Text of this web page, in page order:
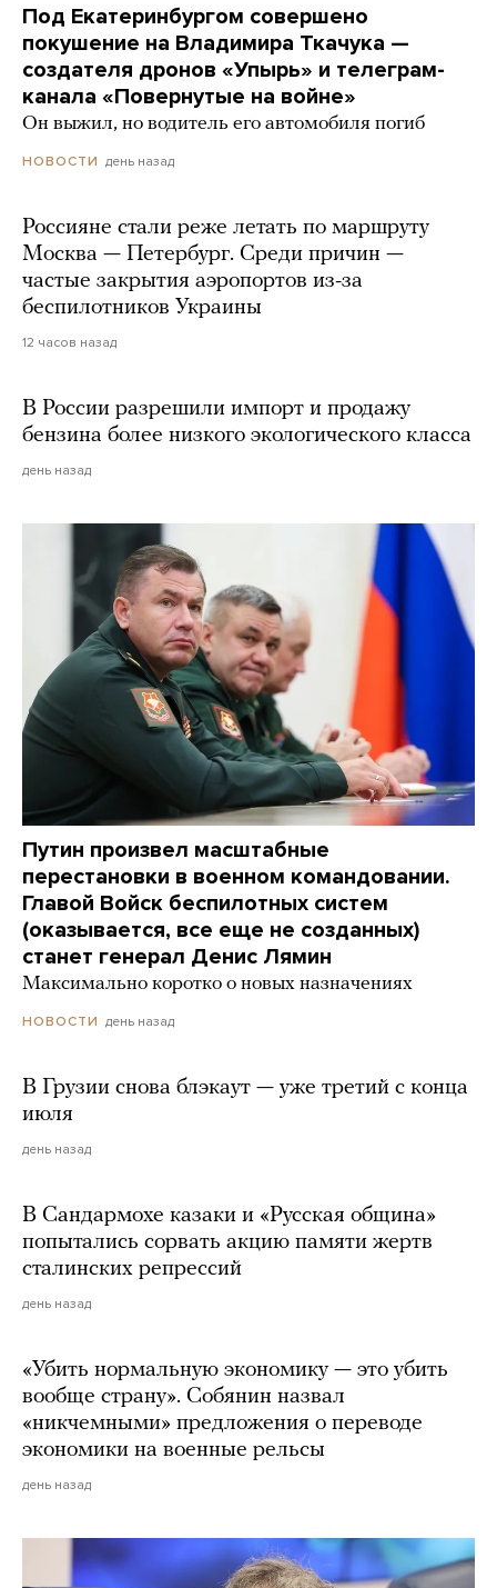
Под Екатеринбургом совершено
покушение на Владимира Ткачука —
создателя дронов «Упырь» и телеграм-
канала «Повернутые на войне»
Он выжил, но водитель его автомобиля погиб
НОВОСТИ день назад
Россияне стали реже летать по маршруту
Москва — Петербург. Среди причин —
частые закрытия аэропортов из-за
беспилотников Украины
12 часов назад
В России разрешили импорт и продажу
бензина более низкого экологического класса
день назад
Путин произвел масштабные
перестановки в военном командовании.
Главой Войск беспилотных систем
(оказывается, все еще не созданных)
станет генерал Денис Лямин
Максимально коротко о новых назначениях
НОВОСТИ день назад
В Грузии снова блэкаут — уже третий с конца
июля
день назад
В Сандармохе казаки и «Русская община»
попытались сорвать акцию памяти жертв
сталинских репрессий
день назад
«Убить нормальную экономику — это убить
вообще страну». Собянин назвал
«никчемными» предложения о переводе
экономики на военные рельсы
день назад